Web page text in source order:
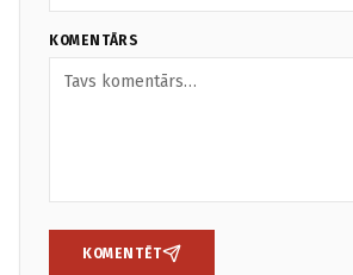
KOMENTĀRS
KOMENTĒT